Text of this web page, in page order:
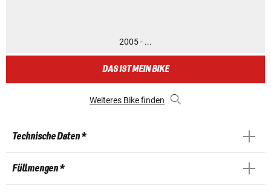
2005 - ...
DAS IST MEIN BIKE
Weiteres Bike finden
Technische Daten *
Füllmengen *